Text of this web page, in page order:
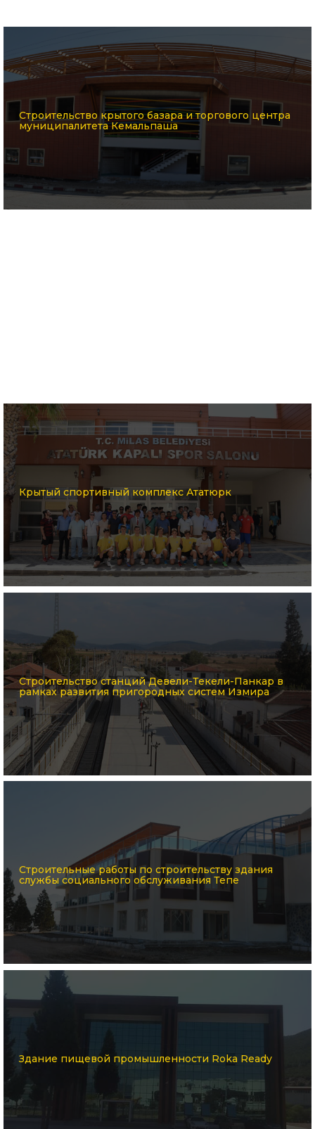
Строительство крытого базара и торгового центра
муниципалитета Кемальпаша
Крытый спортивный комплекс Ататюрк
Строительство станций Девели-Текели-Панкар в
рамках развития пригородных систем Измира
Строительные работы по строительству здания
службы социального обслуживания Тепе
Здание пищевой промышленности Roka Ready